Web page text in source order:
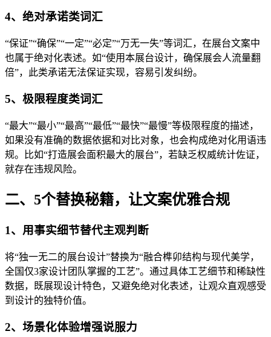
4、绝对承诺类词汇
“保证”“确保”“一定”“必定”“万无一失”等词汇，在展台文案中
也属于绝对化表述。如“使用本展台设计，确保展会人流量翻
倍”，此类承诺无法保证实现，容易引发纠纷。
5、极限程度类词汇
“最大”“最小”“最高”“最低”“最快”“最慢”等极限程度的描述，
如果没有准确的数据依据和对比对象，也会构成绝对化用语违
规。比如“打造展会面积最大的展台”，若缺乏权威统计佐证，
就存在违规风险。
二、5个替换秘籍，让文案优雅合规
1、用事实细节替代主观判断
将“独一无二的展台设计”替换为“融合榫卯结构与现代美学，
全国仅3家设计团队掌握的工艺”。通过具体工艺细节和稀缺性
数据，既展现设计特色，又避免绝对化表述，让观众直观感受
到设计的独特价值。
2、场景化体验增强说服力